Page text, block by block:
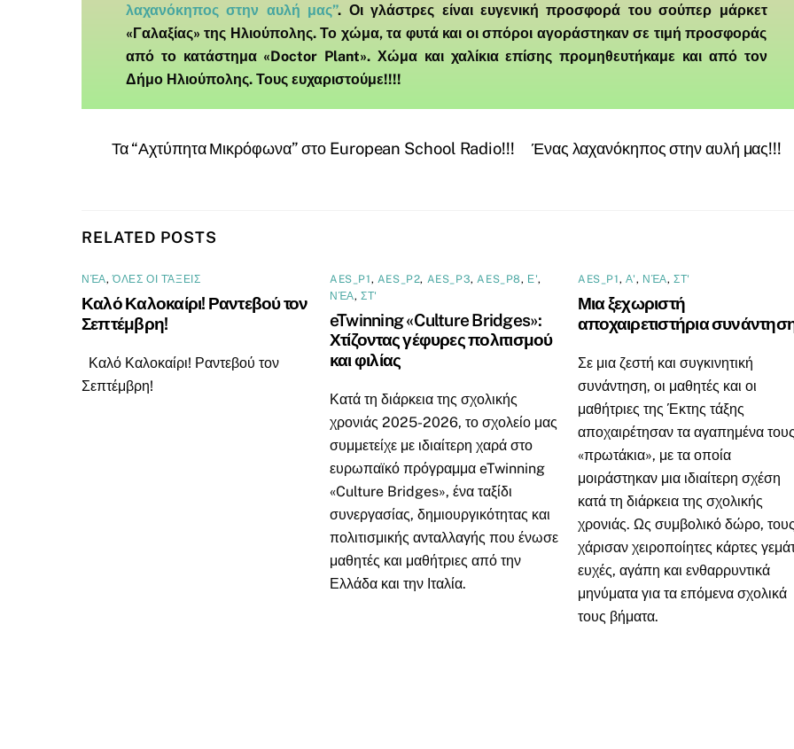
λαχανόκηπος στην αυλή μας”. Οι γλάστρες είναι ευγενική προσφορά του σούπερ μάρκετ
«Γαλαξίας» της Ηλιούπολης. Το χώμα, τα φυτά και οι σπόροι αγοράστηκαν σε τιμή προσφοράς
από το κατάστημα «Doctor Plant». Χώμα και χαλίκια επίσης προμηθευτήκαμε και από τον
Δήμο Ηλιούπολης. Τους ευχαριστούμε!!!!
Τα “Αχτύπητα Μικρόφωνα” στο European School Radio!!! Ένας λαχανόκηπος στην αυλή μας!!!
RELATED POSTS
ΝΈΑ,ΌΛΕΣ ΟΙ ΤΆΞΕΙΣ
Καλό Καλοκαίρι! Ραντεβού τον
Σεπτέμβρη!
Καλό Καλοκαίρι! Ραντεβού τον
Σεπτέμβρη!
AES_P1 , AES_P2, AES_P3,AES_P8, Ε',
ΝΈΑ,ΣΤ'
eTwinning «Culture Bridges»:
Χτίζοντας γέφυρες πολιτισμού
και φιλίας
Κατά τη διάρκεια της σχολικής
χρονιάς 2025-2026, το σχολείο μας
συμμετείχε με ιδιαίτερη χαρά στο
ευρωπαϊκό πρόγραμμα eTwinning
«Culture Bridges», ένα ταξίδι
συνεργασίας, δημιουργικότητας και
πολιτισμικής ανταλλαγής που ένωσε
μαθητές και μαθήτριες από την
Ελλάδα και την Ιταλία.
AES_P1 , Α', ΝΈΑ,ΣΤ'
Μια ξεχωριστή
αποχαιρετιστήρια
Σε μια ζεστή και συγκινητική
συνάντηση, οι μαθητές και οι
μαθήτριες της Έκτης τάξης
αποχαιρέτησαν τα αγαπημένα τους
«πρωτάκια», με τα οποία
μοιράστηκαν μια ιδιαίτερη σχέση
κατά τη διάρκεια της σχολικής
χρονιάς. Ως συμβολικό δώρο, τους
χάρισαν χειροποίητες κάρτες
ευχές, αγάπη και ενθαρρυντικά
μηνύματα για τα επόμενα σχολικά
τους βήματα.